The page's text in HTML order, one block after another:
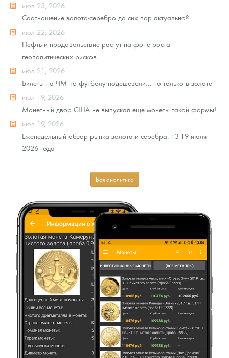
июл 23, 2026
Соотношение золото-серебро до сих пор актуально?
июл 22, 2026
Нефть и продовольствие растут на фоне роста
геополитических рисков
июл 21, 2026
Билеты на ЧМ по футболу подешевели… но только в золоте
июл 19, 2026
Монетный двор США не выпускал еще монеты такой формы!
июл 19, 2026
Еженедельный обзор рынка золота и серебра: 13-19 июля
2026 года
Вся аналитика